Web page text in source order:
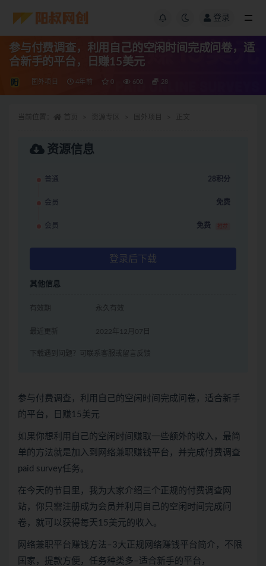
登录
参与付费调查，利用自己的空闲时间完成问卷，适
合新手的平台，日赚15美元
国外项目 4年前 0 600 28
资源信息
普通 28积分
会员 免费
会员 免费 推荐
登录后下载
其他信息
有效期 永久有效
最近更新 2022年12月07日
下载遇到问题？可联系客服或留言反馈
参与付费调查，利用自己的空闲时间完成问卷，适合新手
的平台，日赚15美元
如果你想利用自己的空闲时间赚取一些额外的收入，最简
单的方法就是加入到网络兼职赚钱平台，并完成付费调查
paid survey任务。
在今天的节目里，我为大家介绍三个正规的付费调查网
站，你只需注册成为会员并利用自己的空闲时间完成问
卷，就可以获得每天15美元的收入。
网络兼职平台赚钱方法–3大正规网络赚钱平台简介，不限
国家，提款方便，任务种类多–适合新手的平台，